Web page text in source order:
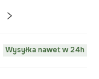
Wysyłka nawet w 24h